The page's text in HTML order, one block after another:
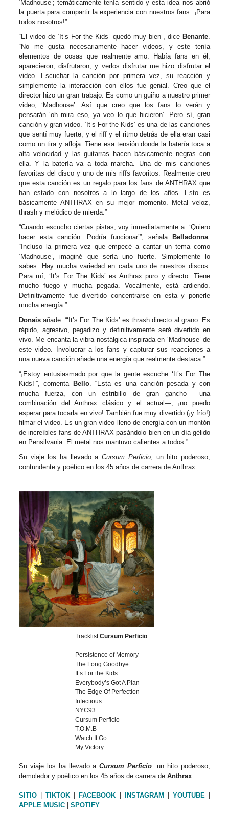
‘Madhouse’; temáticamente tenía sentido y esta idea nos abrió
la puerta para compartir la experiencia con nuestros fans. ¡Para
todos nosotros!”
“El video de ‘It’s For the Kids’ quedó muy bien”, dice Benante.
“No me gusta necesariamente hacer videos, y este tenía
elementos de cosas que realmente amo. Había fans en él,
aparecieron, disfrutaron, y verlos disfrutar me hizo disfrutar el
video. Escuchar la canción por primera vez, su reacción y
simplemente la interacción con ellos fue genial. Creo que el
director hizo un gran trabajo. Es como un guiño a nuestro primer
video, ‘Madhouse’. Así que creo que los fans lo verán y
pensarán ‘oh mira eso, ya veo lo que hicieron’. Pero sí, gran
canción y gran video. ‘It’s For the Kids’ es una de las canciones
que sentí muy fuerte, y el riff y el ritmo detrás de ella eran casi
como un tira y afloja. Tiene esa tensión donde la batería toca a
alta velocidad y las guitarras hacen básicamente negras con
ella. Y la batería va a toda marcha. Una de mis canciones
favoritas del disco y uno de mis riffs favoritos. Realmente creo
que esta canción es un regalo para los fans de ANTHRAX que
han estado con nosotros a lo largo de los años. Esto es
básicamente ANTHRAX en su mejor momento. Metal veloz,
thrash y melódico de mierda.”
“Cuando escucho ciertas pistas, voy inmediatamente a: ‘Quiero
hacer esta canción. Podría funcionar’”, señala
Belladonna.
“Incluso la primera vez que empecé a cantar un tema como
‘Madhouse’, imaginé que sería uno fuerte. Simplemente lo
sabes. Hay mucha variedad en cada uno de nuestros discos.
Para mí, ‘It’s For The Kids’ es Anthrax puro y directo. Tiene
mucho fuego y mucha pegada. Vocalmente, está ardiendo.
Definitivamente fue divertido concentrarse en esta y ponerle
mucha energía.”
Donaisañade: “‘It’s For The Kids’ es thrash directo al grano. Es
rápido, agresivo, pegadizo y definitivamente será divertido en
vivo. Me encanta la vibra nostálgica inspirada en ‘Madhouse’ de
este video. Involucrar a los fans y capturar sus reacciones a
una nueva canción añade una energía que realmente destaca.”
“¡Estoy entusiasmado por que la gente escuche ‘It’s For The
Kids!’”, comenta Bello. “Esta es una canción pesada y con
mucha fuerza, con un estribillo de gran gancho —una
combinación del Anthrax clásico y el actual—, ¡no puedo
esperar para tocarla en vivo! También fue muy divertido (¡y frío!)
filmar el video. Es un gran video lleno de energía con un montón
de increíbles fans de ANTHRAX pasándolo bien en un día gélido
en Pensilvania. El metal nos mantuvo calientes a todos.”
Su viaje los ha llevado aCursum Perficio, un hito poderoso,
contundente y poético en los 45 años de carrera de Anthrax.
TracklistCursum Perficio:
Persistence of Memory
The Long Goodbye
It’s For the Kids
Everybody’s Got A Plan
The Edge Of Perfection
Infectious
NYC93
Cursum Perficio
T.O.M.B
Watch It Go
My Victory
Su viaje los ha llevado aCursum Perficio: un hito poderoso,
demoledor y poético en los 45 años de carrera de Anthrax.
SITIO|TIKTOK FACEBOOK INSTAGRAM YOUTUBE|
APPLE MUSIC| SPOTIFY